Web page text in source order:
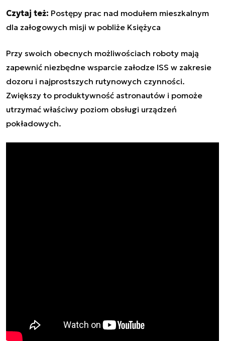
Czytaj też: Postępy prac nad modułem mieszkalnym
dla załogowych misji w pobliże Księżyca
Przy swoich obecnych możliwościach roboty mają
zapewnić niezbędne wsparcie załodze ISS w zakresie
dozoru i najprostszych rutynowych czynności.
Zwiększy to produktywność astronautów i pomoże
utrzymać właściwy poziom obsługi urządzeń
pokładowych.